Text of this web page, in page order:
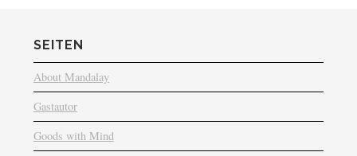
SEITEN
About Mandalay
Gastautor
Goods with Mind